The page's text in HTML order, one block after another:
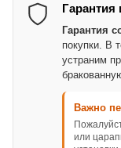
Гарантия
Гарантия
покупки. В
устраним
Важно
или